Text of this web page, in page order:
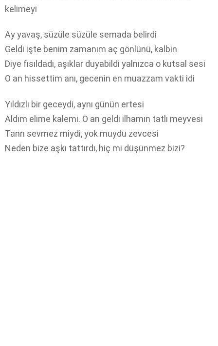
kelimeyi
Ay yavaş, süzüle süzüle semada belirdi
Geldi işte benim zamanım aç gönlünü, kalbin
Diye fısıldadı, aşıklar duyabildi yalnızca o kutsal sesi
O an hissettim anı, gecenin en muazzam vakti idi
Yıldızlı bir geceydi, aynı günün ertesi
Aldım elime kalemi. O an geldi ilhamın tatlı meyvesi
Tanrı sevmez miydi, yok muydu zevcesi
Neden bize aşkı tattırdı, hiç mi düşünmez bizi?